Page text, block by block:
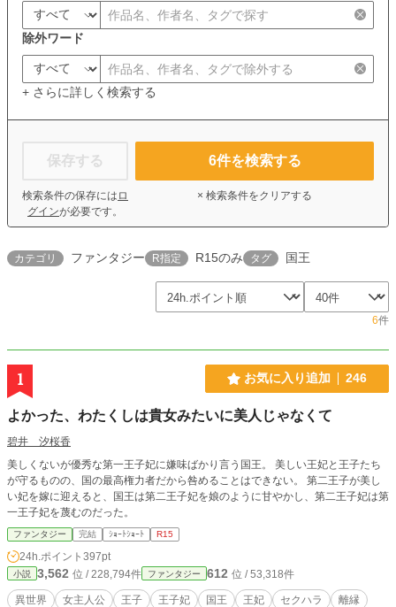
除外ワード
+ さらに詳しく検索する
保存する
検索条件の保存には ロ
グインが必要です。
6件を検索する
× 検索条件をクリアする
カテゴリ ファンタジー R指定 R15のみ タグ 国王
6件
1 お気に入り追加 246
よかった、わたくしは貴女みたいに美人じゃなくて
碧井 汐桜香
美しくないが優秀な第一王子妃に嫌味ばかり言う国王。 美しい王妃と王子たち
が守るものの、国の最高権力者だから咎めることはできない。 第二王子が美し
い妃を嫁に迎えると、国王は第二王子妃を娘のように甘やかし、第二王子妃は第
一王子妃を蔑むのだった。
ファンタジー 完結 ｼｮｰﾄｼｮｰﾄ R15
24h.ポイント 397pt
小説 3,562 位 / 228,794件 ファンタジー 612 位 / 53,318件
異世界 女主人公 王子 王子妃 国王 王妃 セクハラ
離縁